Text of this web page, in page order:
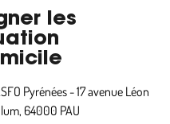
les
Pyrénées - 17 avenue Léon
64000 PAU